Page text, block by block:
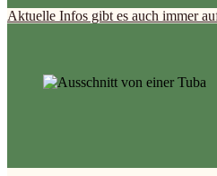
Aktuelle Infos gibt es auch immer